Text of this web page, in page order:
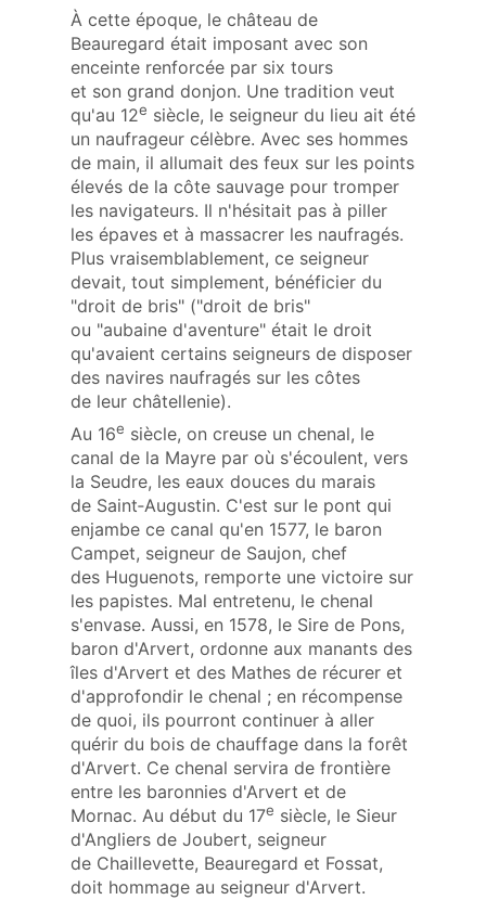
À cette époque, le château de
Beauregard était imposant avec son
enceinte renforcée par six tours
et son grand donjon. Une tradition veut
qu'au 12e siècle, le seigneur du lieu ait été
un naufrageur célèbre. Avec ses hommes
de main, il allumait des feux sur les points
élevés de la côte sauvage pour tromper
les navigateurs. Il n'hésitait pas à piller
les épaves et à massacrer les naufragés.
Plus vraisemblablement, ce seigneur
devait, tout simplement, bénéficier du
"droit de bris" ("droit de bris"
ou "aubaine d'aventure" était le droit
qu'avaient certains seigneurs de disposer
des navires naufragés sur les côtes
de leur châtellenie).
Au 16e siècle, on creuse un chenal, le
canal de la Mayre par où s'écoulent, vers
la Seudre, les eaux douces du marais
de Saint‑Augustin. C'est sur le pont qui
enjambe ce canal qu'en 1577, le baron
Campet, seigneur de Saujon, chef
des Huguenots, remporte une victoire sur
les papistes. Mal entretenu, le chenal
s'envase. Aussi, en 1578, le Sire de Pons,
baron d'Arvert, ordonne aux manants des
îles d'Arvert et des Mathes de récurer et
d'approfondir le chenal ; en récompense
de quoi, ils pourront continuer à aller
quérir du bois de chauffage dans la forêt
d'Arvert. Ce chenal servira de frontière
entre les baronnies d'Arvert et de
Mornac. Au début du 17e siècle, le Sieur
d'Angliers de Joubert, seigneur
de Chaillevette, Beauregard et Fossat,
doit hommage au seigneur d'Arvert.